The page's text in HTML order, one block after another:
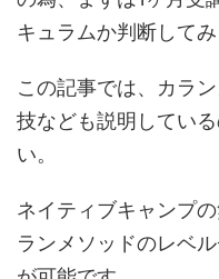
キュラムか判断して
この記事では、カラ
技なども説明してい
い。
ネイティブキャンプ
ランメソッドのレベ